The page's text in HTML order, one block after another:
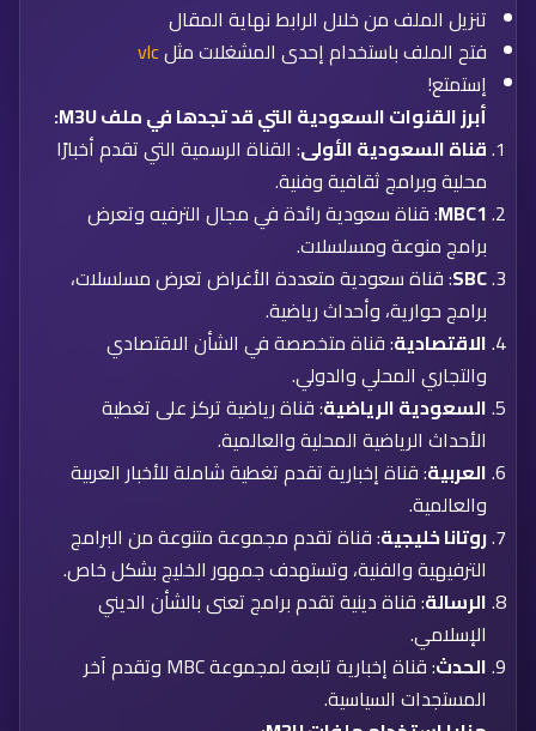
تنزيل الملف من خلال الرابط نهاية المقال
فتح الملف باستخدام إحدى المشغلات مثلvlc
إستمتع!
أبرز القنوات السعودية التي قد تجدها في ملف M3U:
قناة السعودية الأولى: القناة الرسمية التي تقدم أخبارًا
محلية وبرامج ثقافية وفنية.
MBC1: قناة سعودية رائدة في مجال الترفيه وتعرض
برامج منوعة ومسلسلات.
SBC: قناة سعودية متعددة الأغراض تعرض مسلسلات،
برامج حوارية، وأحداث رياضية.
الاقتصادية: قناة متخصصة في الشأن الاقتصادي
والتجاري المحلي والدولي.
السعودية الرياضية: قناة رياضية تركز على تغطية
الأحداث الرياضية المحلية والعالمية.
العربية: قناة إخبارية تقدم تغطية شاملة للأخبار العربية
والعالمية.
روتانا خليجية: قناة تقدم مجموعة متنوعة من البرامج
الترفيهية والفنية، وتستهدف جمهور الخليج بشكل خاص.
الرسالة: قناة دينية تقدم برامج تعنى بالشأن الديني
الإسلامي.
الحدث
: قناة إخبارية تابعة لمجموعة MBC وتقدم آخر
المستجدات السياسية.